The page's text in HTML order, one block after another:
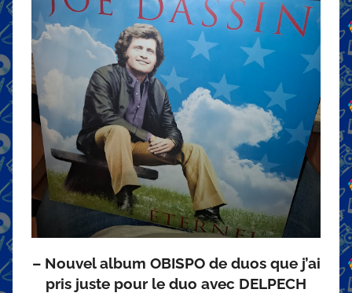
– Nouvel album OBISPO de duos que j’ai
pris juste pour le duo avec DELPECH